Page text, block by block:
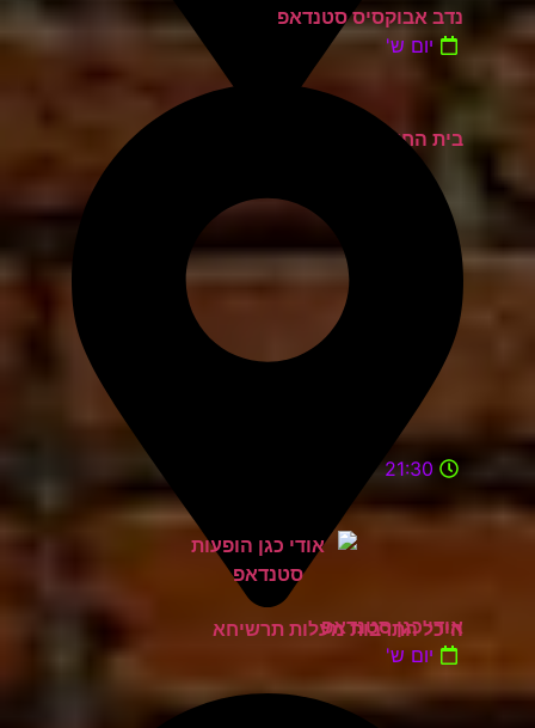
בית החייל תל אביב
נדב אבוקסיס סטנדאפ
יום ש'
היכל התרבות מעלות תרשיחא
21:30
אודי כגן סטנדאפ
יום ש'